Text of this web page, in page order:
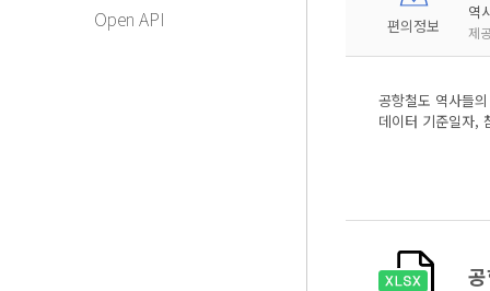
Open API
편의정보
역
제
공항철도 역사들
데이터 기준일자,